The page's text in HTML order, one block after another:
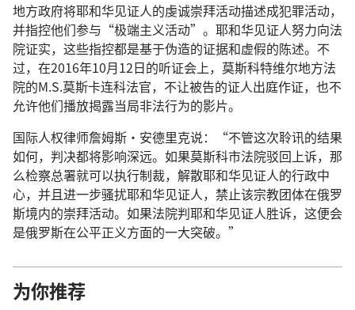
地方政府将耶和华见证人的虔诚崇拜活动描述成犯罪活动，
并指控他们参与“极端主义活动”。耶和华见证人努力向法
院证实，这些指控都是基于伪造的证据和虚假的陈述。不
过，在2016年10月12日的听证会上，莫斯科特维尔地方法
院的M.S.莫斯卡连科法官，不让被告的证人出庭作证，也不
允许他们播放揭露当局非法行为的影片。
国际人权律师詹姆斯·安德里克说：“不管这次聆讯的结果
如何，判决都将影响深远。如果莫斯科市法院驳回上诉，那
么检察总署就可以执行制裁，解散耶和华见证人的行政中
心，并且进一步骚扰耶和华见证人，禁止该宗教团体在俄罗
斯境内的崇拜活动。如果法院判耶和华见证人胜诉，这便会
是俄罗斯在公平正义方面的一大突破。”
为你推荐